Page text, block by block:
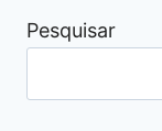
Pesquisar